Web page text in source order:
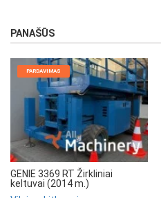
PANAŠŪS
PARDAVIMAS
GENIE 3369 RT Žirkliniai
keltuvai (2014 m.)